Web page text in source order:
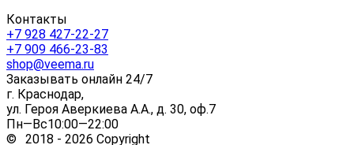
Контакты
+7 928 427-22-27
+7 909 466-23-83
shop@veema.ru
Заказывать онлайн 24/7
г. Краснодар,
ул. Героя Аверкиева А.А., д. 30, оф.7
Пн—Вс10:00—22:00
© 2018 - 2026 Copyright